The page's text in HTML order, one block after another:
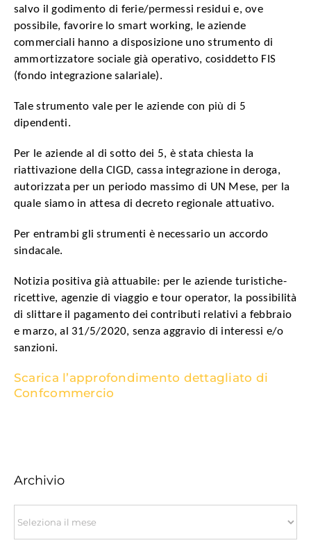
salvo il godimento di ferie/permessi residui e, ove
possibile, favorire lo smart working, le aziende
commerciali hanno a disposizione uno strumento di
ammortizzatore sociale già operativo, cosiddetto FIS
(fondo integrazione salariale).
Tale strumento vale per le aziende con più di 5
dipendenti.
Per le aziende al di sotto dei 5, è stata chiesta la
riattivazione della CIGD, cassa integrazione in deroga,
autorizzata per un periodo massimo di UN Mese, per la
quale siamo in attesa di decreto regionale attuativo.
Per entrambi gli strumenti è necessario un accordo
sindacale.
Notizia positiva già attuabile: per le aziende turistiche-
ricettive, agenzie di viaggio e tour operator, la possibilità
di slittare il pagamento dei contributi relativi a febbraio
e marzo, al 31/5/2020, senza aggravio di interessi e/o
sanzioni.
Scarica l’approfondimento dettagliato di
Confcommercio
Archivio